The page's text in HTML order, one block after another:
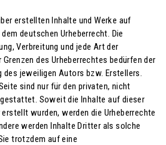
erstellten Inhalte und Werke auf
deutschen Urheberrecht. Die
Verbreitung und jede Art der
des Urheberrechtes bedürfen der
jeweiligen Autors bzw. Erstellers.
sind nur für den privaten, nicht
Soweit die Inhalte auf dieser
wurden, werden die Urheberrechte
werden Inhalte Dritter als solche
trotzdem auf eine